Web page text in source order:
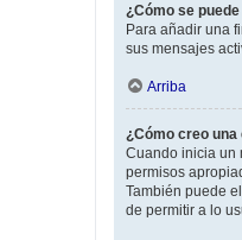
¿Cómo se
Para añadir una
sus mensajes
Arriba
¿Cómo creo una
Cuando inicia un
permisos
También puede
de permitir a lo